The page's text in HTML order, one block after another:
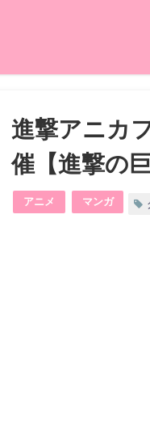
進撃アニカ
催【進撃の巨
アニメ マンガ